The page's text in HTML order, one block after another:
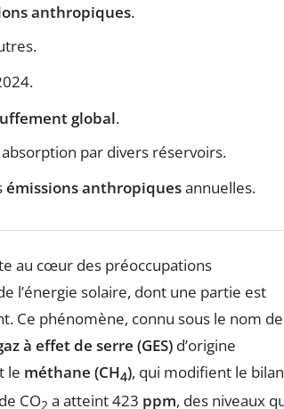
anthropiques.
global.
par divers réservoirs.
émissions anthropiquesannuelles.
au cœur des préoccupations
l’énergie solaire, dont une partie est
Ce phénomène, connu sous le nom de
à effet de serre (GES) d’origine
le méthane (CH4), qui modifient le bilan
CO2 a atteint 423 ppm, des niveaux